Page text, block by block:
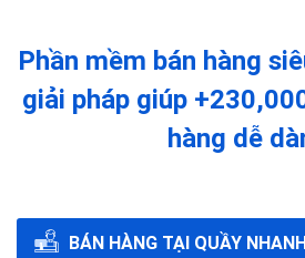
Phần mềm bán hàng
giải pháp giúp
hàng dễ
BÁN HÀNG TẠI QUẦY